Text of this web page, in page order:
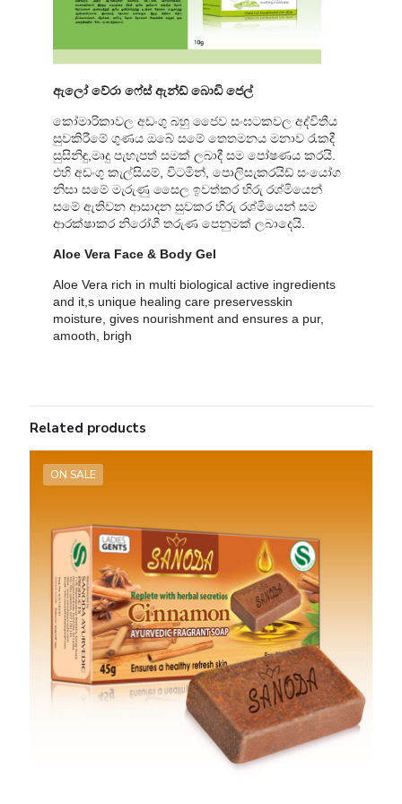
ඇලෝ වේරා ෆේස් ඇන්ඩ් බොඩි ජෙල්
කෝමාරිකාවල අඩංගු බහු ජෛව සංඝටකවල අද්විතීය
සුවකිරීමේ ගුණය ඔබේ සමේ තෙතමනය මනාව රැකදී
සුසිනිඳු,මෘදු පැහැපත් සමක් ලබාදී සම පෝෂණය කරයි.
එහි අඩංගු කැල්සියම්, විටමින්, පොලිසැකරයිඩ් සං‍යෝග
නිසා සමේ මැරුණු සෛල ඉවත්කර හිරු රශ්මියෙන්
සමේ ඇතිවන ආසාදන සුවකර හිරු රශ්මියෙන් සම
ආරක්ෂාකර නිරෝගී තරුණ පෙනුමක් ලබාදෙයි.
Aloe Vera Face & Body Gel
Aloe Vera rich in multi biological active ingredients
and it,s unique healing care preservesskin
moisture, gives nourishment and ensures a pur,
amooth, brigh
Related products
ON SALE